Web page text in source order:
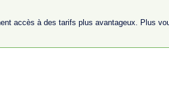
accès à des tarifs plus avantageux. Plus